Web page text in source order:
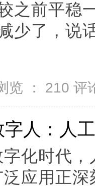
之前平稳
少了，说
览 ： 210 评
字人：人
字化时代
泛应用正